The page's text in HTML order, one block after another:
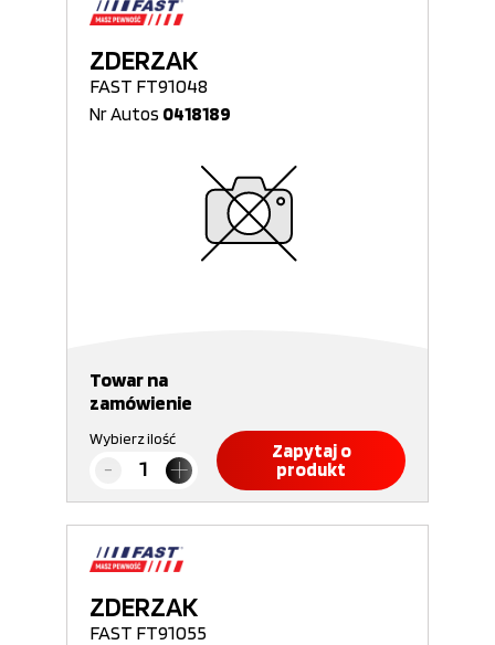
ZDERZAK
FAST FT91048
Nr Autos 0418189
Towar na
zamówienie
Wybierz ilość
Zapytaj o
produkt
ZDERZAK
FAST FT91055